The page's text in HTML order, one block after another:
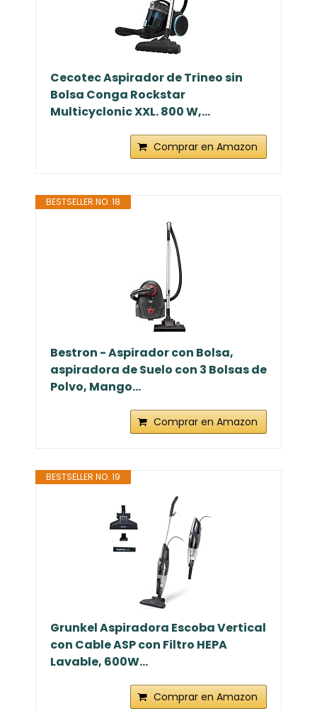
Cecotec Aspirador de Trineo sin
Bolsa Conga Rockstar
Multicyclonic XXL. 800 W,...
Comprar en Amazon
BESTSELLER NO. 18
Bestron - Aspirador con Bolsa,
aspiradora de Suelo con 3 Bolsas de
Polvo, Mango...
Comprar en Amazon
BESTSELLER NO. 19
Grunkel Aspiradora Escoba Vertical
con Cable ASP con Filtro HEPA
Lavable, 600W...
Comprar en Amazon